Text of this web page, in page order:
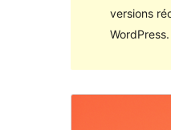
versions
WordPress.